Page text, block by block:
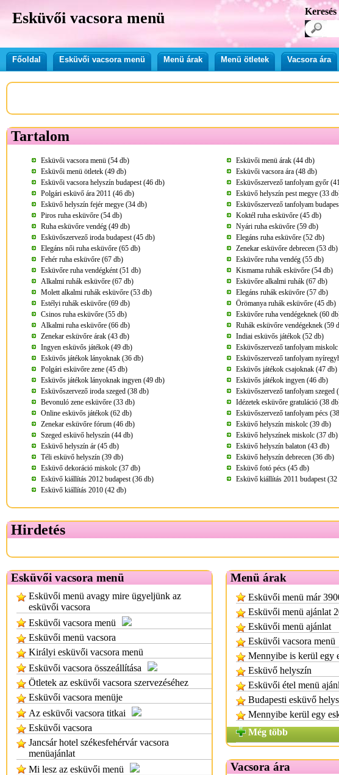
Esküvői vacsora menü
Főoldal Esküvői vacsora menü Menü árak Menü ötletek Vacsora ára
Tartalom
Esküvői vacsora menü (54 db)
Esküvői menü árak (44 db)
Esküvői menü ötletek (49 db)
Esküvői vacsora ára (48 db)
Esküvői vacsora helyszín budapest (46 db)
Esküvőszervező tanfolyam győr
Polgári esküvő ára 2011 (46 db)
Esküvő helyszín pest megye (33
Esküvő helyszín fejér megye (34 db)
Esküvőszervező tanfolyam
Piros ruha esküvőre (54 db)
Koktél ruha esküvőre (45 db)
Ruha esküvőre vendég (49 db)
Nyári ruha esküvőre (59 db)
Esküvőszervező iroda budapest (45 db)
Elegáns ruha esküvőre (52 db)
Elegáns női ruha esküvőre (65 db)
Zenekar esküvőre debrecen (53 db)
Fehér ruha esküvőre (67 db)
Esküvőre ruha vendég (55 db)
Esküvőre ruha vendégként (51 db)
Kismama ruhák esküvőre (54 db)
Alkalmi ruhák esküvőre (67 db)
Esküvőre alkalmi ruhák (67 db)
Molett alkalmi ruhák esküvőre (53 db)
Elegáns ruhák esküvőre (57 db)
Estélyi ruhák esküvőre (69 db)
Örömanya ruhák esküvőre (45 db)
Csinos ruha esküvőre (55 db)
Esküvőre ruha vendégeknek (60
Alkalmi ruha esküvőre (66 db)
Ruhák esküvőre vendégeknek (59
Zenekar esküvőre árak (43 db)
Indiai esküvős játékok (52 db)
Ingyen esküvős játékok (49 db)
Esküvőszervező tanfolyam
Esküvős játékok lányoknak (36 db)
Esküvőszervező tanfolyam
Polgári esküvőre zene (45 db)
Esküvős játékok csajoknak (47 db)
Esküvős játékok lányoknak ingyen (49 db)
Esküvős játékok ingyen (46 db)
Esküvőszervező iroda szeged (38 db)
Esküvőszervező tanfolyam szeged
Bevonuló zene esküvőre (33 db)
Idézetek esküvőre gratuláció (38
Online esküvős játékok (62 db)
Esküvőszervező tanfolyam pécs
Zenekar esküvőre fórum (46 db)
Esküvő helyszín miskolc (39 db)
Szeged esküvő helyszín (44 db)
Esküvő helyszínek miskolc (37 db)
Esküvő helyszín ár (45 db)
Esküvő helyszín balaton (43 db)
Téli esküvő helyszín (39 db)
Esküvő helyszín debrecen (36 db)
Esküvő dekoráció miskolc (37 db)
Esküvő fotó pécs (45 db)
Esküvő kiállítás 2012 budapest (36 db)
Esküvő kiállítás 2011 budapest (32
Esküvő kiállítás 2010 (42 db)
Hirdetés
Esküvői vacsora menü
Esküvői menü avagy mire ügyeljünk az
esküvői vacsora
Esküvői vacsora menü
Esküvői menü vacsora
Királyi esküvői vacsora menü
Esküvői vacsora összeállítása
Ötletek az esküvői vacsora szervezéséhez
Esküvői vacsora menüje
Az esküvői vacsora titkai
Esküvői vacsora
Jancsár hotel székesfehérvár vacsora
menüajánlat
Mi lesz az esküvői menü
Menü árak
Esküvői menü már
Esküvői menü ajánlat
Esküvői menü ajánlat
Esküvői vacsora menü
Mennyibe is kerül egy
Esküvő helyszín
Esküvői étel menü
Budapesti esküvő
Mennyibe kerül egy
Még több
Vacsora ára